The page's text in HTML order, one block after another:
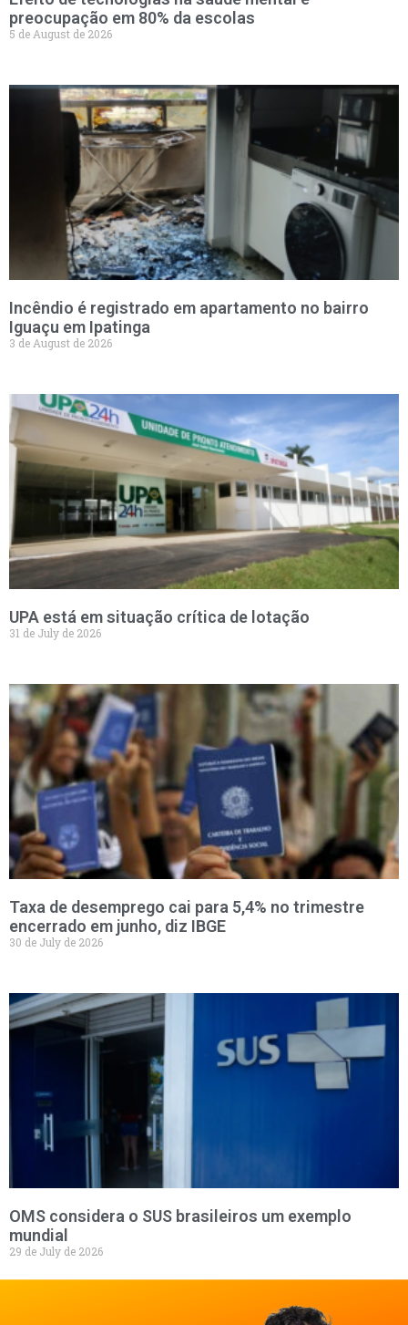
preocupação em 80% da escolas
5 de August de 2026
Incêndio é registrado em apartamento no bairro
Iguaçu em Ipatinga
3 de August de 2026
UPA está em situação crítica de lotação
31 de July de 2026
Taxa de desemprego cai para 5,4% no trimestre
encerrado em junho, diz IBGE
30 de July de 2026
OMS considera o SUS brasileiros um exemplo
mundial
29 de July de 2026